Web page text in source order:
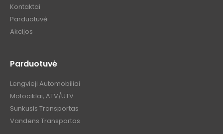
Kontaktai
Parduotuvė
Akcijos
Parduotuvė
Lengvieji Automobiliai
Motociklai, ATV/UTV
Sunkusis Transportas
Vandens Transportas